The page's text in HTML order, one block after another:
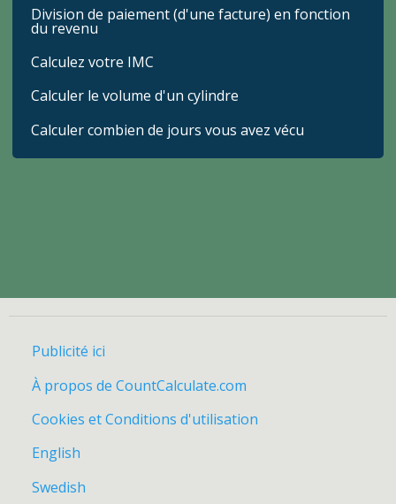
Division de paiement (d'une facture) en fonction
du revenu
Calculez votre IMC
Calculer le volume d'un cylindre
Calculer combien de jours vous avez vécu
Publicité ici
À propos de CountCalculate.com
Cookies et Conditions d'utilisation
English
Swedish